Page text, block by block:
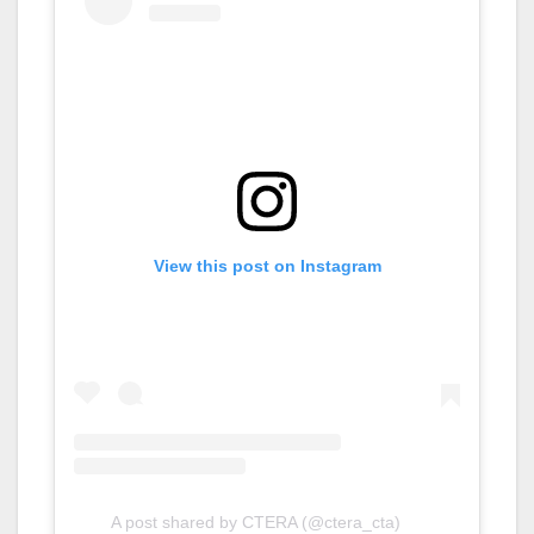
View this post on Instagram
A post shared by CTERA (@ctera_cta)